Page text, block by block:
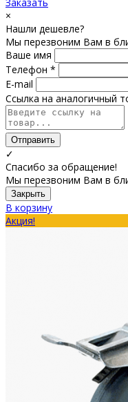
×
Нашли дешевле?
Мы перезвоним Вам в
Ваше имя
Телефон *
E-mail
Ссылка на аналогичный
Отправить
✓
Спасибо за обращение!
Мы перезвоним Вам в
Закрыть
В корзину
Акция!